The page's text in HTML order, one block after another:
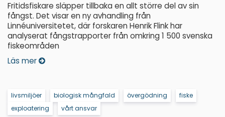
Fritidsfiskare släpper tillbaka en allt större del av sin
fångst. Det visar en ny avhandling från
Linnéuniversitetet, där forskaren Henrik Flink har
analyserat fångstrapporter från omkring 1 500 svenska
fiskeområden
Läs mer
livsmiljöer biologisk mångfald övergödning
fiske
exploatering
vårt ansvar